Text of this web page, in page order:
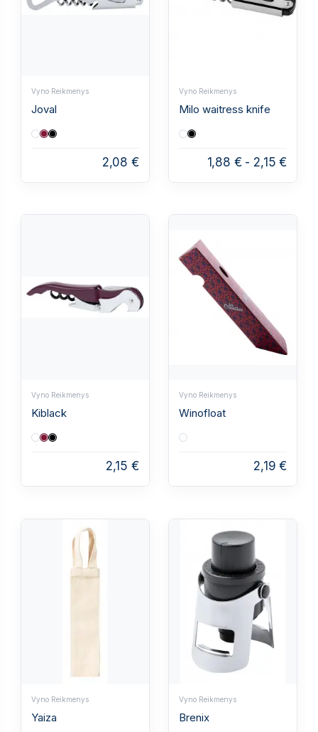
Vyno Reikmenys
Joval
2,08 €
Vyno Reikmenys
Milo waitress knife
1,88 € - 2,15 €
Vyno Reikmenys
Kiblack
2,15 €
Vyno Reikmenys
Winofloat
2,19 €
Vyno Reikmenys
Yaiza
Vyno Reikmenys
Brenix